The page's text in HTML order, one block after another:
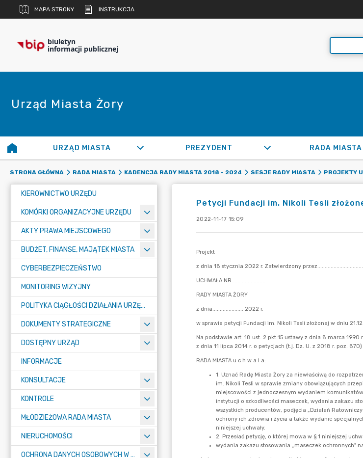
MAPA STRONY INSTRUKCJA
biuletyn
informacji publicznej
Urząd Miasta Żory
URZĄD MIASTA PREZYDENT RADA MIASTA
STRONA GŁÓWNA RADA MIASTA KADENCJA RADY MIASTA 2018 - 2024 SESJE RADY MIASTA PROJEKTY
KIEROWNICTWO URZĘDU
KOMÓRKI ORGANIZACYJNE URZĘDU
AKTY PRAWA MIEJSCOWEGO
BUDŻET, FINANSE, MAJĄTEK MIASTA
CYBERBEZPIECZEŃSTWO
MONITORING WIZYJNY
POLITYKA CIĄGŁOŚCI DZIAŁANIA URZĘDU MIASTA ŻORY
DOKUMENTY STRATEGICZNE
DOSTĘPNY URZĄD
INFORMACJE
KONSULTACJE
KONTROLE
MŁODZIEŻOWA RADA MIASTA
NIERUCHOMOŚCI
OCHRONA DANYCH OSOBOWYCH W URZĘDZIE MIASTA ŻORY - RODO
Petycji Fundacji im. Nikoli Tesli
2022-11-17 15:09